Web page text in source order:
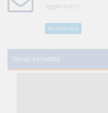
aggiornato!
Iscriviti ora
Servizi innovativi